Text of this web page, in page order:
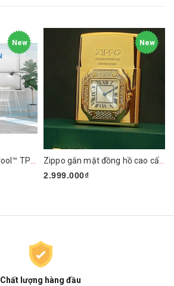
New New
Zippo gắn mặt đồng hồ cao cấp ZN295
2.999.000₫
Chất lượng hàng đầu